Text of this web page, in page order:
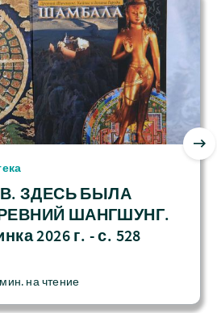
ЗДЕСЬ БЫЛА
ШАНГШУНГ.
2026 г. - с. 528
на чтение